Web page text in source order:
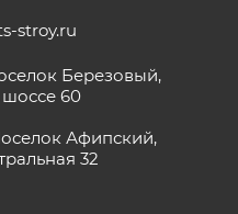
stroy.ru
Березовый,
60
Афипский,
32